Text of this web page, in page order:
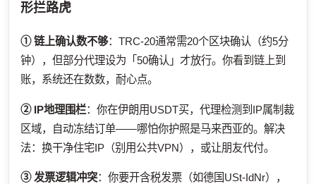
形拦路虎
① 链上确认数不够：TRC-20通常需20个区块确认（约5分
钟），但部分代理设为「50确认」才放行。你看到链上到
账，系统还在数数，耐心点。
② IP地理围栏：你在伊朗用USDT买，代理检测到IP属制裁
区域，自动冻结订单——哪怕你护照是马来西亚的。解决
法：换干净住宅IP（别用公共VPN），或让朋友代付。
③ 发票逻辑冲突：你要开含税发票（如德国USt-IdNr），